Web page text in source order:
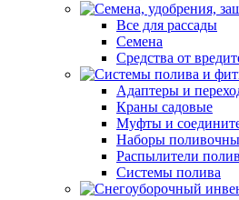
Все для рассады
Семена
Средства от
Адаптеры и
Краны садовые
Муфты и
Наборы
Распылители
Системы полива